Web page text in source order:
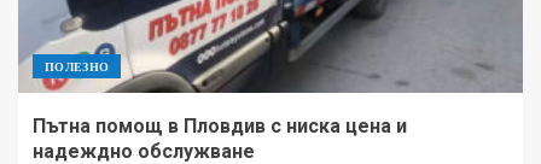
ПОЛЕЗНО
Пътна помощ в Пловдив с ниска цена и
надеждно обслужване